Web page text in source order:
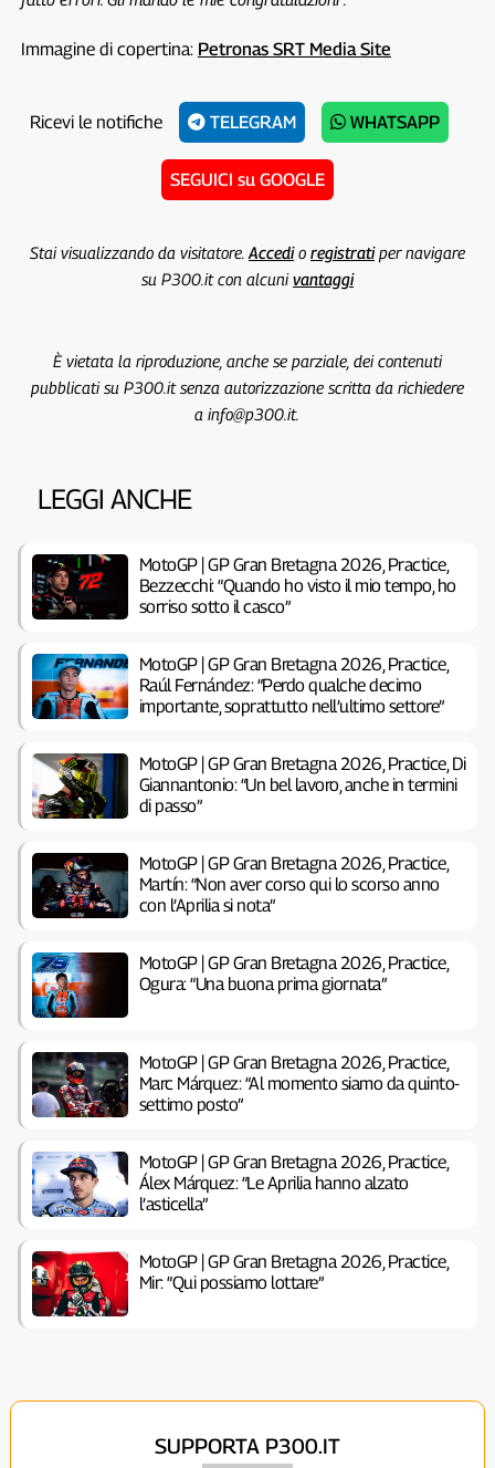
Immagine di copertina: Petronas SRT Media Site
Ricevi le notifiche TELEGRAM WHATSAPP
SEGUICI su GOOGLE
Stai visualizzando da visitatore. Accedio registratiper navigare
su P300.it con alcunivantaggi
È vietata la riproduzione, anche se parziale, dei contenuti
pubblicati su P300.it senza autorizzazione scritta da richiedere
a info@p300.it.
LEGGI ANCHE
MotoGP | GP Gran Bretagna 2026, Practice,
Bezzecchi: “Quando ho visto il mio tempo, ho
sorriso sotto il casco”
MotoGP | GP Gran Bretagna 2026, Practice,
Raúl Fernández: “Perdo qualche decimo
importante, soprattutto nell’ultimo settore”
MotoGP | GP Gran Bretagna 2026, Practice, Di
Giannantonio: “Un bel lavoro, anche in termini
di passo”
MotoGP | GP Gran Bretagna 2026, Practice,
Martín: “Non aver corso qui lo scorso anno
con l’Aprilia si nota”
MotoGP | GP Gran Bretagna 2026, Practice,
Ogura: “Una buona prima giornata”
MotoGP | GP Gran Bretagna 2026, Practice,
Marc Márquez: “Al momento siamo da quinto-
settimo posto”
MotoGP | GP Gran Bretagna 2026, Practice,
Álex Márquez: “Le Aprilia hanno alzato
l’asticella”
MotoGP | GP Gran Bretagna 2026, Practice,
Mir: “Qui possiamo lottare”
SUPPORTA P300.IT